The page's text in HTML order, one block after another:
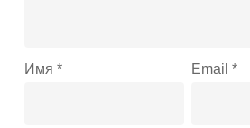
Имя * Email*